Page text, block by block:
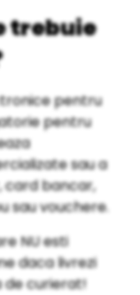
trebuie
pentru
pentru
sau a
card bancar,
sau vouchere.
NU esti
daca livrezi
de curierat!